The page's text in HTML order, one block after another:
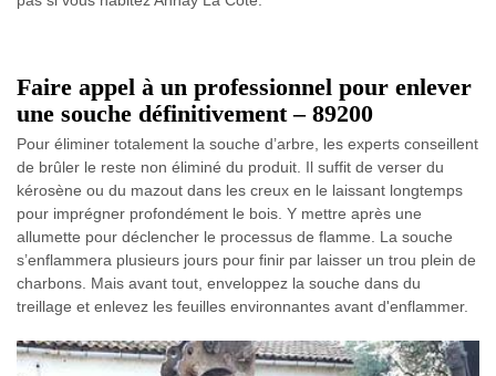
Faire appel à un professionnel pour enlever
une souche définitivement – 89200
Pour éliminer totalement la souche d’arbre, les experts conseillent
de brûler le reste non éliminé du produit. Il suffit de verser du
kérosène ou du mazout dans les creux en le laissant longtemps
pour imprégner profondément le bois. Y mettre après une
allumette pour déclencher le processus de flamme. La souche
s’enflammera plusieurs jours pour finir par laisser un trou plein de
charbons. Mais avant tout, enveloppez la souche dans du
treillage et enlevez les feuilles environnantes avant d'enflammer.